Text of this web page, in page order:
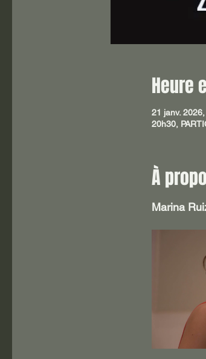
Heure
21 janv.
20h30,
À
Marina